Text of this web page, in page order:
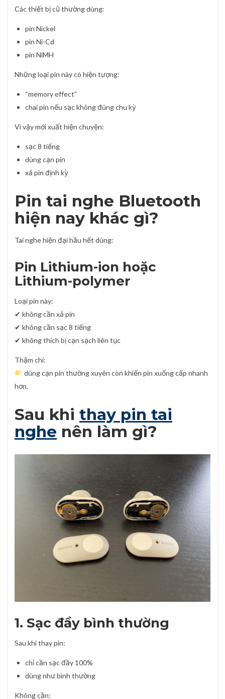
Các thiết bị cũ thường dùng:
pin Nickel
pin Ni-Cd
pin NiMH
Những loại pin này có hiện tượng:
“memory effect”
chai pin nếu sạc không đúng chu kỳ
Vì vậy mới xuất hiện chuyện:
sạc 8 tiếng
dùng cạn pin
xả pin định kỳ
Pin tai nghe Bluetooth
hiện nay khác gì?
Tai nghe hiện đại hầu hết dùng:
Pin Lithium-ion hoặc
Lithium-polymer
Loại pin này:
✔ không cần xả pin
✔ không cần sạc 8 tiếng
✔ không thích bị cạn sạch liên tục
Thậm chí:
dùng cạn pin thường xuyên còn khiến pin xuống cấp nhanh
hơn.
Sau khi thay pin tai
nghe nên làm gì?
1. Sạc đầy bình thường
Sau khi thay pin:
chỉ cần sạc đầy 100%
dùng như bình thường
Không cần: